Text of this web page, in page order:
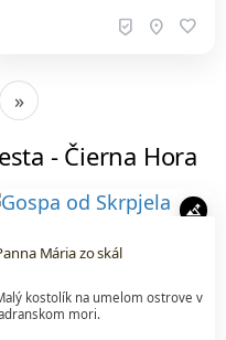
beenhere location_on favorite
»
- Čierna Hora
altitude
Mária zo skál
kostolík na umelom ostrove v
mori.